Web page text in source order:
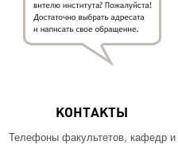
КОНТАКТЫ
Телефоны факультетов, кафедр и